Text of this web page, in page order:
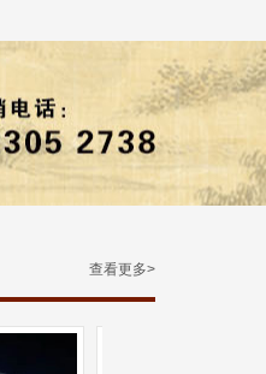
查看更多>